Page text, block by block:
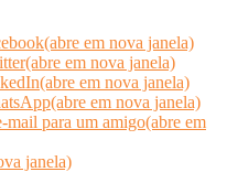
em nova janela)
em nova janela)
em nova janela)
em nova janela)
para um amigo(abre em
janela)